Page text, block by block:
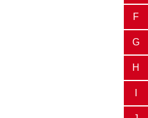
F
G
H